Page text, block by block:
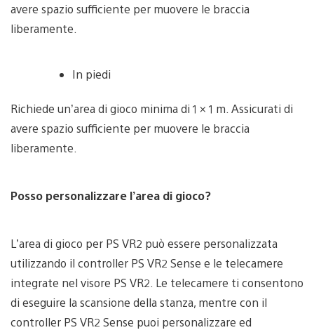
avere spazio sufficiente per muovere le braccia
liberamente.
In piedi
Richiede un’area di gioco minima di 1 × 1 m. Assicurati di
avere spazio sufficiente per muovere le braccia
liberamente.
Posso personalizzare l’area di gioco?
L’area di gioco per PS VR2 può essere personalizzata
utilizzando il controller PS VR2 Sense e le telecamere
integrate nel visore PS VR2. Le telecamere ti consentono
di eseguire la scansione della stanza, mentre con il
controller PS VR2 Sense puoi personalizzare ed